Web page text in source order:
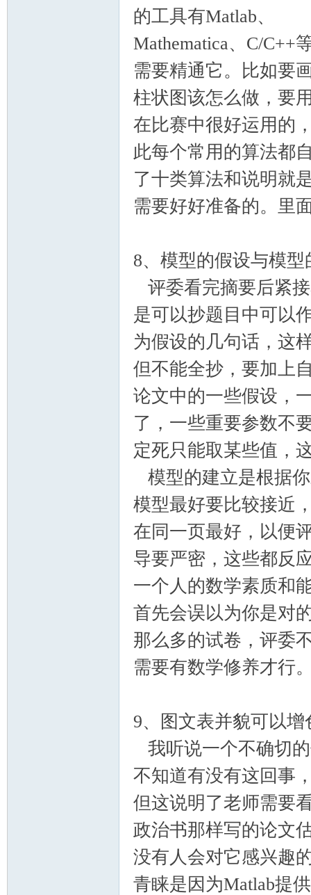
的工具有Matlab、
Mathematica、C/C++
需要精通它。比如要
柱状图该怎么做，要
在比赛中很好运用的
此每个常用的算法都
了十类算法和说明就
需要好好准备的。里
8、模型的假设与模型
评委看完摘要后紧
是可以抄题目中可以
为假设的几句话，这
但不能全抄，要加上
论文中的一些假设，
了，一些重要参数不
定死只能取某些值，
模型的建立是根据
模型最好要比较接近
在同一页最好，以便
导要严密，这些都反
一个人的数学素质和
首先会误以为你是对
那么多的试卷，评委
需要有数学修养才行
9、图文表并貌可以增
我听说一个不确切
不知道有没有这回事
但这说明了老师需要
政治书那样写的论文
没有人会对它感兴趣
青睐是因为Matlab提